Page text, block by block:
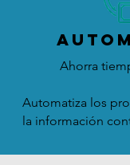
Precios
Ahorra
Automatiza los
la información